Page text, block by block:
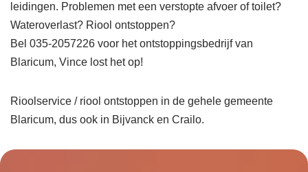
leidingen. Problemen met een verstopte afvoer of toilet?
Wateroverlast? Riool ontstoppen?
Bel 035-2057226 voor het ontstoppingsbedrijf van
Blaricum, Vince lost het op!
Rioolservice / riool ontstoppen in de gehele gemeente
Blaricum, dus ook in Bijvanck en Crailo.